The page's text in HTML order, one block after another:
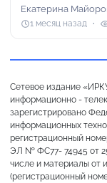
Екатерина
1 месяц назад
Сетевое издание
информационно -
зарегистрировано
информационных
регистрационный
ЭЛ № ФС77- 74945 от
числе и материалы от
(регистрационный